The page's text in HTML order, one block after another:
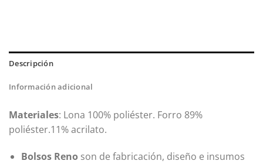
Descripción
Información adicional
Materiales: Lona 100% poliéster. Forro 89%
poliéster.11% acrilato.
Bolsos Reno son de fabricación, diseño e insumos